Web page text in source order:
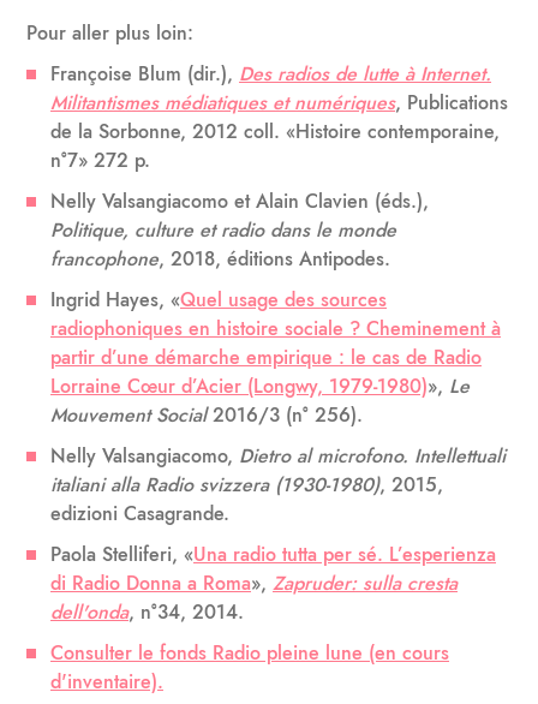
Pour aller plus loin:
Françoise Blum (dir.), Des radios de lutte à Internet.
Militantismes médiatiques et numériques, Publications
de la Sorbonne, 2012 coll. «Histoire contemporaine,
n°7» 272 p.
Nelly Valsangiacomo et Alain Clavien (éds.),
Politique, culture et radio dans le monde
francophone, 2018, éditions Antipodes.
Ingrid Hayes, «Quel usage des sources
radiophoniques en histoire sociale ? Cheminement à
partir d’une démarche empirique : le cas de Radio
Lorraine Cœur d’Acier (Longwy, 1979-1980)», Le
Mouvement Social2016/3 (n° 256).
Nelly Valsangiacomo, Dietro al microfono. Intellettuali
italiani alla Radio svizzera (1930-1980), 2015,
edizioni Casagrande.
Paola Stelliferi, «Una radio tutta per sé. L’esperienza
di Radio Donna a Roma», Zapruder: sulla cresta
dell'onda, n°34, 2014.
Consulter le fonds Radio pleine lune (en cours
d'inventaire).